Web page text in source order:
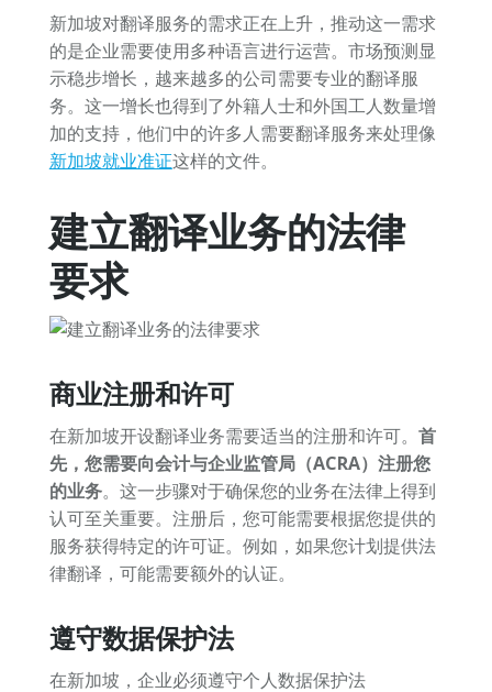
新加坡对翻译服务的需求正在上升，推动这一需求
的是企业需要使用多种语言进行运营。市场预测显
示稳步增长，越来越多的公司需要专业的翻译服
务。这一增长也得到了外籍人士和外国工人数量增
加的支持，他们中的许多人需要翻译服务来处理像
新加坡就业准证这样的文件。
建立翻译业务的法律
要求
商业注册和许可
在新加坡开设翻译业务需要适当的注册和许可。 首
先，您需要向会计与企业监管局（ACRA）注册您
的业务。这一步骤对于确保您的业务在法律上得到
认可至关重要。注册后，您可能需要根据您提供的
服务获得特定的许可证。例如，如果您计划提供法
律翻译，可能需要额外的认证。
遵守数据保护法
在新加坡，企业必须遵守个人数据保护法